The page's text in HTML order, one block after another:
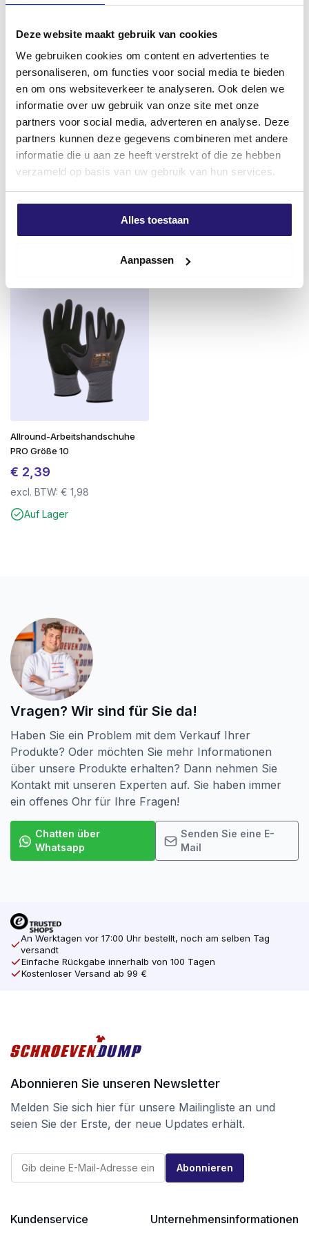
Deze website maakt gebruik van cookies
We gebruiken cookies om content en advertenties te
personaliseren, om functies voor social media te bieden
en om ons websiteverkeer te analyseren. Ook delen we
informatie over uw gebruik van onze site met onze
partners voor social media, adverteren en analyse. Deze
partners kunnen deze gegevens combineren met andere
informatie die u aan ze heeft verstrekt of die ze hebben
verzameld op basis van uw gebruik van hun services.
Alles toestaan
Aanpassen
vor eindringendem Wasser geschützt werden.
TP610 ILLMOD COMPRI wird angewendet auf
– Flache, parallele Fugen: Aluminium, Stahl, Edelstahl,
lackiertes und gehobeltes Holz, nicht strukturierter
Beton, extrudierter Kunststoff usw.
– Unebene, parallele Fugen: Steinmauerwerk, mit
einer Struktur versehene Materialien.
– Flache, geneigte Fugen: Bei geneigten Fugen muss
die Fugenbreite mit der entsprechenden Bandstärke im
Voraus festgelegt werden.
ungleichmäßig betrachtet werden. Wählen Sie immer
die breiteste Fugengröße, um die Streifendicke und
professional Hochklebende
Dichtungsmasse G70 weiß
€5,50Ursprünglicher
€4,80Aktueller
Preis
€ 4,80.
Schraubendreher
Rahmenschrauben 7.5 x 92
€12,59
excl. BTW:
Allround-Arbeitshandschuhe
PRO Größe 10
€ 2,39
excl. BTW: € 1,98
Auf Lager
Vragen? Wir sind für Sie da!
Haben Sie ein Problem mit dem Verkauf Ihrer
Produkte? Oder möchten Sie mehr Informationen
über unsere Produkte erhalten? Dann nehmen Sie
Kontakt mit unseren Experten auf. Sie haben immer
ein offenes Ohr für Ihre Fragen!
Chatten über
Whatsapp
Senden Sie eine E-
Mail
An Werktagen vor 17:00 Uhr bestellt, noch am selben Tag
versandt
Einfache Rückgabe innerhalb von 100 Tagen
Kostenloser Versand ab 99 €
Abonnieren Sie unseren Newsletter
Melden Sie sich hier für unsere Mailingliste an und
seien Sie der Erste, der neue Updates erhält.
a
E
E
M
l
Abonnieren
Kundenservice Unternehmensinformationen